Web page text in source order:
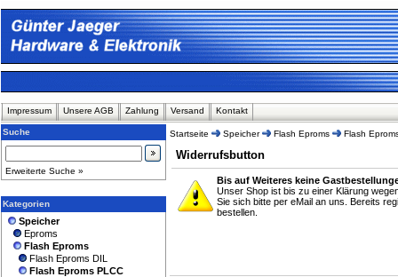
Impressum Unsere AGB Zahlung Versand Kontakt
Suche
Erweiterte Suche »
Kategorien
Speicher
Eproms
Flash Eproms
Flash Eproms DIL
Flash Eproms PLCC
Startseite Speicher Flash Eproms Flash
Widerrufsbutton
Bis auf Weiteres keine
Unser Shop ist bis zu einer Klärung
Sie sich bitte per eMail an uns. Bereits
bestellen.